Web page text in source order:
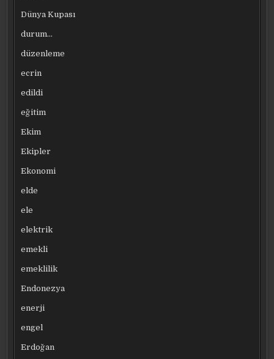
Dünya Kupası
durum…
düzenleme
ecrin
edildi
eğitim
Ekim
Ekipler
Ekonomi
elde
ele
elektrik
emekli
emeklilik
Endonezya
enerji
engel
Erdoğan